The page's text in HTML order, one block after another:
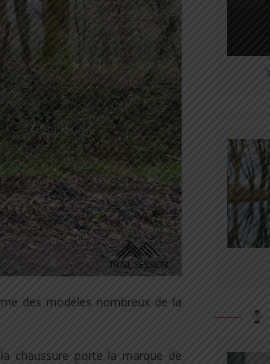
des modèles nombreux de la
chaussure porte la marque de